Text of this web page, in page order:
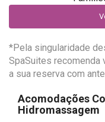
*Pela singularidade
SpaSuites recomenda
a sua reserva com
Acomodações
Hidromassagem